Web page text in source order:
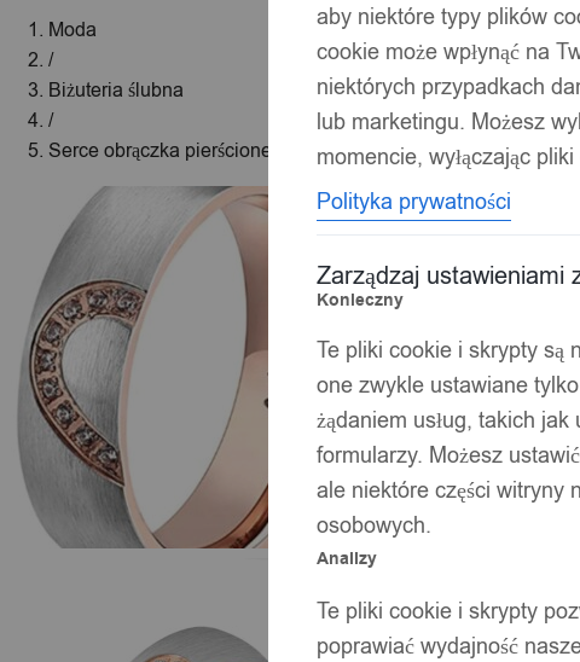
Moda
/
Biżuteria ślubna
/
Serce obrączka pierścionek ślubna stal 316l r.22
aby niektóre typy plików
cookie może wpłynąć na
niektórych przypadkach
lub marketingu. Możesz
momencie, wyłączając
Polityka prywatności
Zarządzaj ustawieniami
Konieczny
Te pliki cookie i skrypty są
one zwykle ustawiane
żądaniem usług, takich
formularzy. Możesz
ale niektóre części witryny
osobowych.
Analizy
Te pliki cookie i skrypty
poprawiać wydajność